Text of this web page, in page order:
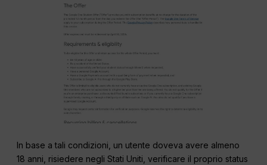
In base a tali condizioni, un utente doveva avere almeno
18 anni, risiedere negli Stati Uniti, verificare il proprio status